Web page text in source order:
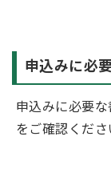
申込みに必
申込みに必要
をご確認くださ